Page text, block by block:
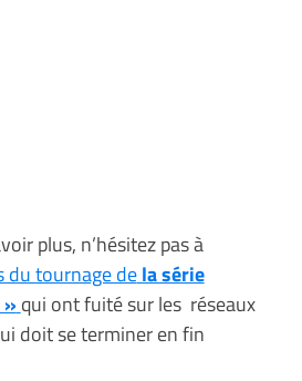
plus, n’hésitez pas à
du tournage dela série
qui ont fuité sur les réseaux
doit se terminer en fin